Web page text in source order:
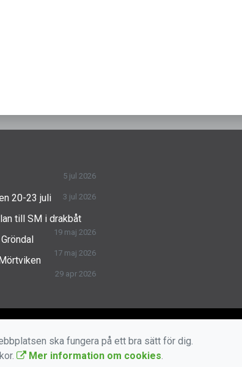
5 jul 2026
20-23 juli 3 jul 2026
till SM i drakbåt
19 maj 2026
17 maj 2026
29 apr 2026
ska fungera på ett bra sätt för dig.
Mer information om cookies.